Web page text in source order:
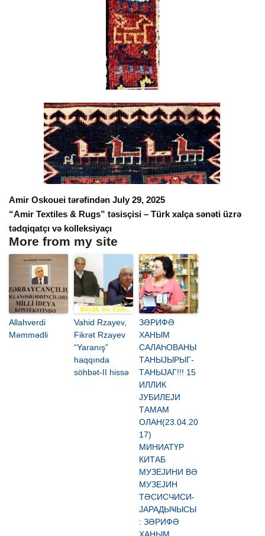
Amir Oskouei tərəfindən July 29, 2025
“Amir Textiles & Rugs” təsisçisi – Türk xalça sənəti üzrə
tədqiqatçı və kolleksiyaçı
More from my site
Allahverdi
Məmmədli
Vahid Rzayev,
Fikrət Rzayev
“Yaranış”
haqqında
söhbət-II hissə
ЗӘРИФӘ
ХАНЫМ
САЛАҺОВАНЫ
ТАНЫЈЫРЫГ-
ТАНЫЈАГ!!! 15
ИЛЛИК
ЈУБИЛЕЈИ
ТАМАМ
ОЛАН(23.04.20
17)
МИНИАТҮР
КИТАБ
МУЗЕЈИНИ ВӘ
МУЗЕЈИН
ТӘСИСЧИСИ-
ЈАРАДЫҸЫСЫ
: ЗӘРИФӘ